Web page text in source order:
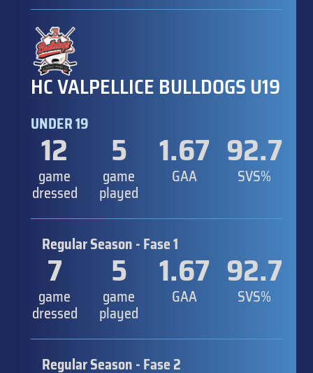
HC VALPELLICE BULLDOGS U19
UNDER 19
12
game
dressed
5
game
played
1.67
GAA
92.7
SVS%
Regular Season - Fase 1
7
game
dressed
5
game
played
1.67
GAA
92.7
SVS%
Regular Season - Fase 2